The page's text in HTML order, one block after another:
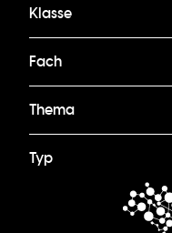
Klasse
Fach
Thema
Typ